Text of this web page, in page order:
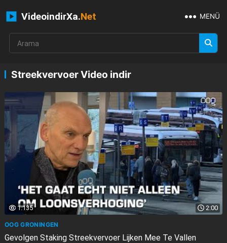
VideoindirXa.Net MENÜ
Streekvervoer Video indir
2:00
1.135
OOG GRONINGEN
Gevolgen Staking Streekvervoer Lijken Mee Te Vallen